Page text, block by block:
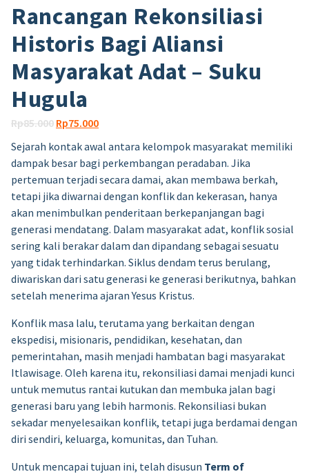
Rancangan Rekonsiliasi
Historis Bagi Aliansi
Masyarakat Adat – Suku
Hugula
Rp85.000 Harga
adalah:
Rp85.000.
Rp75.000Harga
ini
adalah:
Rp75.000.
Sejarah kontak awal antara kelompok masyarakat memiliki
dampak besar bagi perkembangan peradaban. Jika
pertemuan terjadi secara damai, akan membawa berkah,
tetapi jika diwarnai dengan konflik dan kekerasan, hanya
akan menimbulkan penderitaan berkepanjangan bagi
generasi mendatang. Dalam masyarakat adat, konflik sosial
sering kali berakar dalam dan dipandang sebagai sesuatu
yang tidak terhindarkan. Siklus dendam terus berulang,
diwariskan dari satu generasi ke generasi berikutnya, bahkan
setelah menerima ajaran Yesus Kristus.
Konflik masa lalu, terutama yang berkaitan dengan
ekspedisi, misionaris, pendidikan, kesehatan, dan
pemerintahan, masih menjadi hambatan bagi masyarakat
Itlawisage. Oleh karena itu, rekonsiliasi damai menjadi kunci
untuk memutus rantai kutukan dan membuka jalan bagi
generasi baru yang lebih harmonis. Rekonsiliasi bukan
sekadar menyelesaikan konflik, tetapi juga berdamai dengan
diri sendiri, keluarga, komunitas, dan Tuhan.
Untuk mencapai tujuan ini, telah disusun Term of